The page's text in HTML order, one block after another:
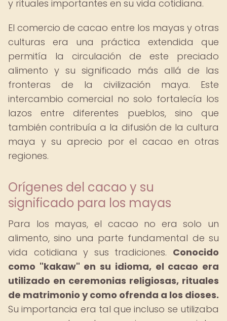
y rituales importantes en su vida cotidiana.
El comercio de cacao entre los mayas y otras
culturas era una práctica extendida que
permitía la circulación de este preciado
alimento y su significado más allá de las
fronteras de la civilización maya. Este
intercambio comercial no solo fortalecía los
lazos entre diferentes pueblos, sino que
también contribuía a la difusión de la cultura
maya y su aprecio por el cacao en otras
regiones.
Orígenes del cacao y su
significado para los mayas
Para los mayas, el cacao no era solo un
alimento, sino una parte fundamental de su
vida cotidiana y sus tradiciones. Conocido
como "kakaw" en su idioma, el cacao era
utilizado en ceremonias religiosas, rituales
de matrimonio y como ofrenda a los dioses.
Su importancia era tal que incluso se utilizaba